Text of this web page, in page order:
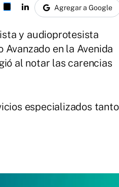
Agregar a Google
y audioprotesista
en la Avenida
al notar las carencias
especializados tanto